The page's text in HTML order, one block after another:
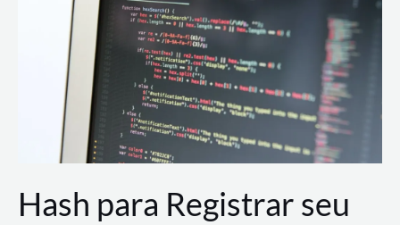
revolucionando
desenvolvimento
Hash para Registrar seu